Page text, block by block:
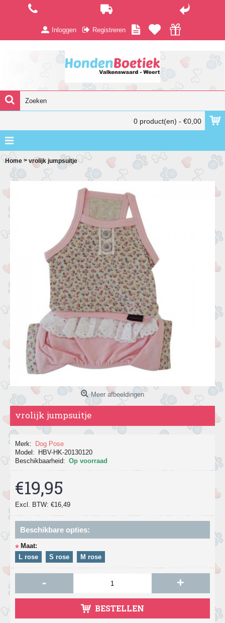
Inloggen Registreren
0 product(en) - €0,00
Home > vrolijk jumpsuitje
Meer afbeeldingen
vrolijk jumpsuitje
Merk:
Dog Pose
Model:
HBV-HK-20130120
Beschikbaarheid: Op voorraad
€19,95
Excl. BTW: €16,49
Beschikbare opties:
* Maat:
L rose
S rose M rose
- +
BESTELLEN